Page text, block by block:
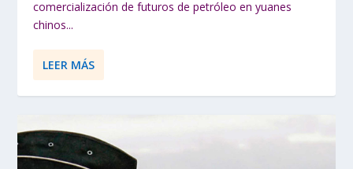
comercialización de futuros de petróleo en yuanes
chinos...
LEER MÁS